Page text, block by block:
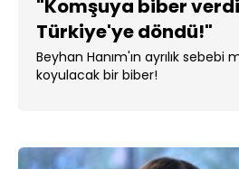
"Komşuya biber
Türkiye'ye döndü!"
Beyhan Hanım'ın ayrılık sebebi
koyulacak bir biber!